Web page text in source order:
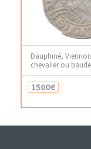
Dauphiné,
chevalier ou
1500€